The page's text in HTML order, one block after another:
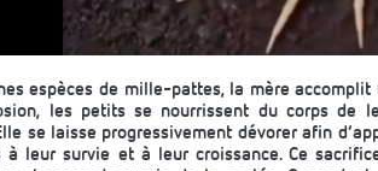
espèces de mille-pattes, la mère
les petits se nourrissent du corps de
se laisse progressivement dévorer afin
à leur survie et à leur croissance. Ce